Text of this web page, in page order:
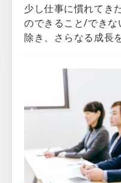
少し仕事に慣れてき
のできること/できな
除き、さらなる成長